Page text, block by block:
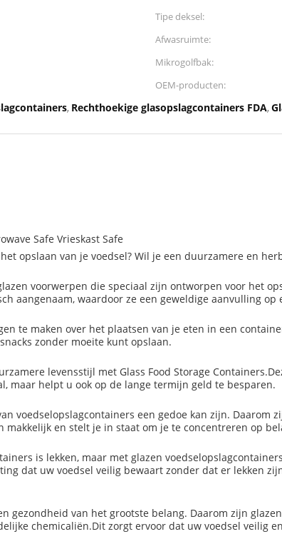
Tipe deksel:
Afwasruimte:
Mikrogolfbak:
OEM-producten:
, Rechthoekige glasopslagcontainers FDA,
Safe Vrieskast Safe
opslaan van je voedsel? Wil je een duurzamere en
voorwerpen die speciaal zijn ontworpen voor het
aangenaam, waardoor ze een geweldige aanvulling op
te maken over het plaatsen van je eten in een
zonder moeite kunt opslaan.
levensstijl met Glass Food Storage
maar helpt u ook op de lange termijn geld te besparen.
voedselopslagcontainers een gedoe kan zijn. Daarom
en stelt je in staat om je te concentreren op
is lekken, maar met glazen
dat uw voedsel veilig bewaart zonder dat er lekken
gezondheid van het grootste belang. Daarom zijn
chemicaliën.Dit zorgt ervoor dat uw voedsel veilig